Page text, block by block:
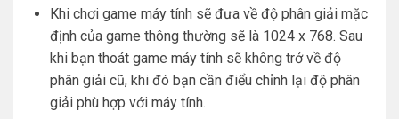
Khi chơi game máy tính sẽ đưa về độ phân giải mặc
định của game thông thường sẽ là 1024 x 768. Sau
khi bạn thoát game máy tính sẽ không trở về độ
phân giải cũ, khi đó bạn cần điểu chỉnh lại độ phân
giải phù hợp với máy tính.